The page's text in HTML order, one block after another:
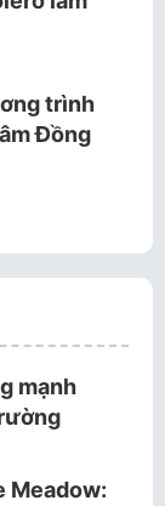
trình
Đồng
mạnh
Meadow: